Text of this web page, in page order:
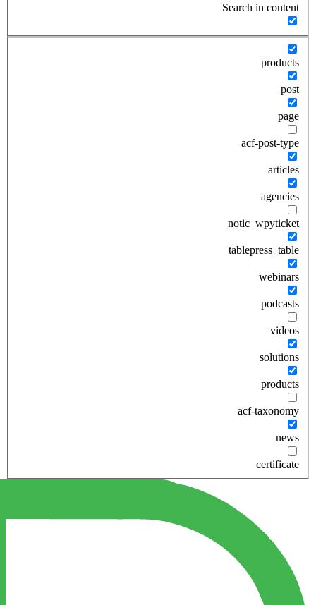
Search in content
products
post
page
acf-post-type
articles
agencies
notic_wpyticket
tablepress_table
webinars
podcasts
videos
solutions
products
acf-taxonomy
news
certificate